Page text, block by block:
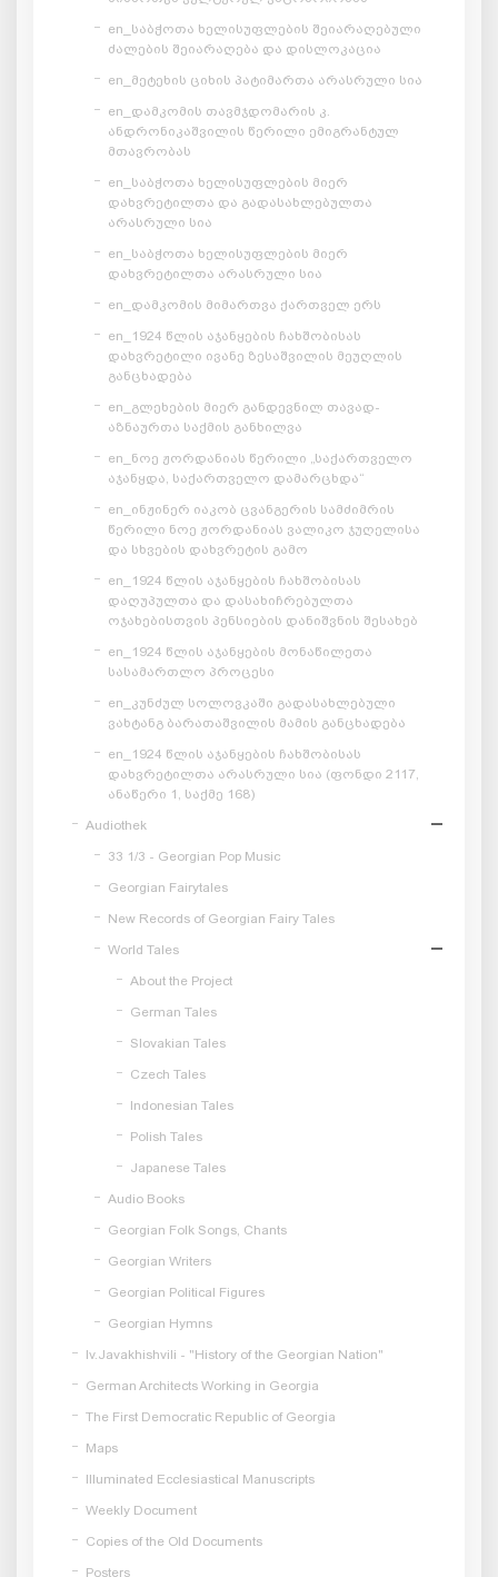
en_საბჭოთა ხელისუფლების შეიარაღებული
ძალების შეიარაღება და დისლოკაცია
en_მეტეხის ციხის პატიმართა არასრული სია
en_დამკომის თავმჯდომარის კ.
ანდრონიკაშვილის წერილი ემიგრანტულ
მთავრობას
en_საბჭოთა ხელისუფლების მიერ
დახვრეტილთა და გადასახლებულთა
არასრული სია
en_საბჭოთა ხელისუფლების მიერ
დახვრეტილთა არასრული სია
en_დამკომის მიმართვა ქართველ ერს
en_1924 წლის აჯანყების ჩახშობისას
დახვრეტილი ივანე ზესაშვილის მეუღლის
განცხადება
en_გლეხების მიერ განდევნილ თავად-
აზნაურთა საქმის განხილვა
en_ნოე ჟორდანიას წერილი „საქართველო
აჯანყდა, საქართველო დამარცხდა“
en_ინჟინერ იაკობ ცვანგერის სამძიმრის
წერილი ნოე ჟორდანიას ვალიკო ჯუღელისა
და სხვების დახვრეტის გამო
en_1924 წლის აჯანყების ჩახშობისას
დაღუპულთა და დასახიჩრებულთა
ოჯახებისთვის პენსიების დანიშვნის შესახებ
en_1924 წლის აჯანყების მონაწილეთა
სასამართლო პროცესი
en_კუნძულ სოლოვკაში გადასახლებული
ვახტანგ ბარათაშვილის მამის განცხადება
en_1924 წლის აჯანყების ჩახშობისას
დახვრეტილთა არასრული სია (ფონდი 2117,
ანაწერი 1, საქმე 168)
Audiothek
33 1/3 - Georgian Pop Music
Georgian Fairytales
New Records of Georgian Fairy Tales
World Tales
About the Project
German Tales
Slovakian Tales
Czech Tales
Indonesian Tales
Polish Tales
Japanese Tales
Audio Books
Georgian Folk Songs, Chants
Georgian Writers
Georgian Political Figures
Georgian Hymns
Iv.Javakhishvili - "History of the Georgian Nation"
German Architects Working in Georgia
The First Democratic Republic of Georgia
Maps
Illuminated Ecclesiastical Manuscripts
Weekly Document
Copies of the Old Documents
Posters